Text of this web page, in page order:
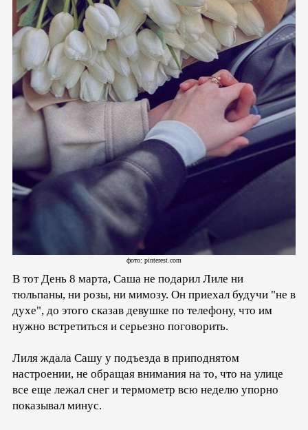
фото: pinterest.com
В тот День 8 марта, Саша не подарил Лиле ни
тюльпаны, ни розы, ни мимозу. Он приехал будучи "не в
духе", до этого сказав девушке по телефону, что им
нужно встретиться и серьезно поговорить.
Лиля ждала Сашу у подъезда в приподнятом
настроении, не обращая внимания на то, что на улице
все еще лежал снег и термометр всю неделю упорно
показывал минус.